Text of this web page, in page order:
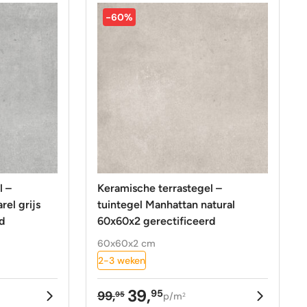
99,95.
39,95.
–
grijs
-60%
Keramische terrastegel –
tuintegel Manhattan natural
60x60x2 gerectificeerd
60x60x2 cm
2-3 weken
99,95 39,95p/m2